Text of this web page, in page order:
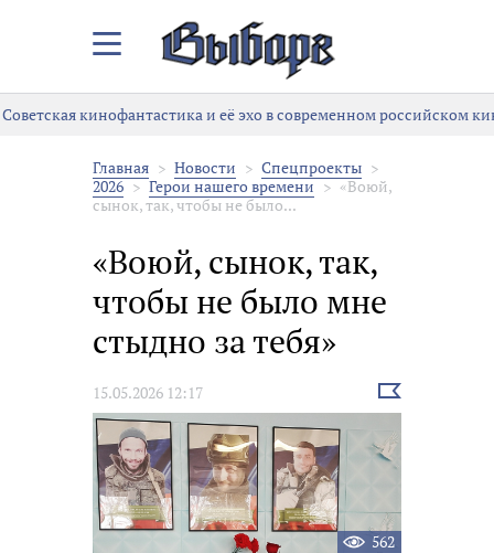
Закрыть/
меню
Советская кинофантастика и её эхо в современном российском
Главная Новости
Спецпроекты
2026
Герои нашего времени
«Воюй,
сынок, так, чтобы не было...
«Воюй, сынок, так,
чтобы не было мне
стыдно за тебя»
15.05.2026 12:17
Выбрать
новость
562